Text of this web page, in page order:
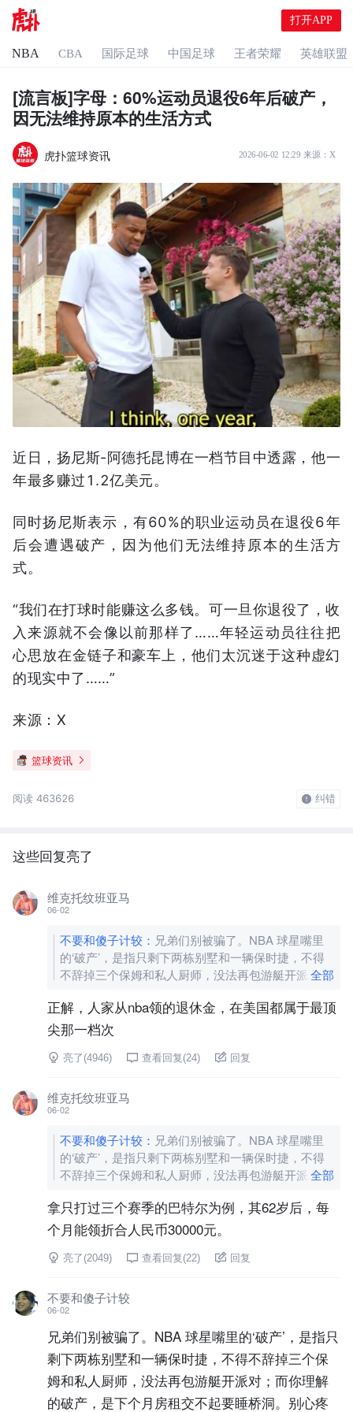
打开APP
NBA CBA 国际足球 中国足球 王者荣耀 英雄联盟
[流言板]字母：60%运动员退役6年后破产，
因无法维持原本的生活方式
虎扑篮球资讯 2026-06-02 12:29 来源： X
近日，扬尼斯-阿德托昆博在一档节目中透露，他一
年最多赚过1.2亿美元。
同时扬尼斯表示，有60%的职业运动员在退役6年
后会遭遇破产，因为他们无法维持原本的生活方
式。
“我们在打球时能赚这么多钱。可一旦你退役了，收
入来源就不会像以前那样了……年轻运动员往往把
心思放在金链子和豪车上，他们太沉迷于这种虚幻
的现实中了……”
来源：X
篮球资讯
阅读 463626 纠错
这些回复亮了
维克托纹班亚马
06-02
不要和傻子计较 ： 兄弟们别被骗了。NBA 球星嘴里
的‘破产’，是指只剩下两栋别墅和一辆保时捷，不得
不辞掉三个保姆和私人厨师，没法再包游艇开派对；
心疼资本家了。[图片]
全部
正解，人家从nba领的退休金，在美国都属于最顶
尖那一档次
亮了(4946) 查看回复(24) 回复
维克托纹班亚马
06-02
不要和傻子计较 ： 兄弟们别被骗了。NBA 球星嘴里
的‘破产’，是指只剩下两栋别墅和一辆保时捷，不得
不辞掉三个保姆和私人厨师，没法再包游艇开派对；
心疼资本家了。[图片]
全部
拿只打过三个赛季的巴特尔为例，其62岁后，每
个月能领折合人民币30000元。
亮了(2049) 查看回复(22) 回复
不要和傻子计较
06-02
兄弟们别被骗了。NBA 球星嘴里的‘破产’，是指只
剩下两栋别墅和一辆保时捷，不得不辞掉三个保
姆和私人厨师，没法再包游艇开派对；而你理解
的破产，是下个月房租交不起要睡桥洞。别心疼